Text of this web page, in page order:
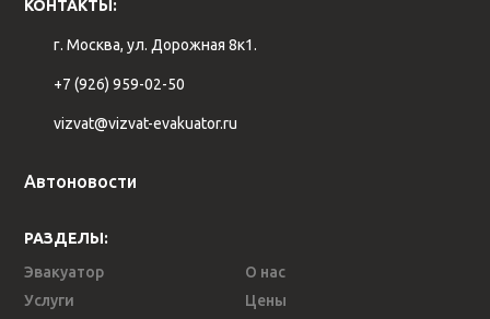
КОНТАКТЫ:
г. Москва, ул. Дорожная 8к1.
+7 (926) 959-02-50
vizvat@vizvat-evakuator.ru
Автоновости
РАЗДЕЛЫ:
Эвакуатор
О нас
Услуги
Цены